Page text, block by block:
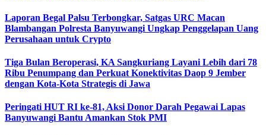
Laporan Begal Palsu Terbongkar, Satgas URC Macan
Blambangan Polresta Banyuwangi Ungkap Penggelapan Uang
Perusahaan untuk Crypto
Tiga Bulan Beroperasi, KA Sangkuriang Layani Lebih dari 78
Ribu Penumpang dan Perkuat Konektivitas Daop 9 Jember
dengan Kota-Kota Strategis di Jawa
Peringati HUT RI ke-81, Aksi Donor Darah Pegawai Lapas
Banyuwangi Bantu Amankan Stok PMI